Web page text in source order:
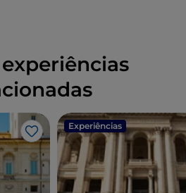
Gosto
Experiências